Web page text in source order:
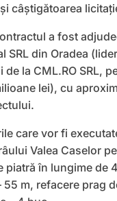
câştigătoarea
a fost
SRL din Oradea
la CML.RO SRL,
lei), cu
care vor fi
Valea Caselor
în lungime de
m, refacere prag